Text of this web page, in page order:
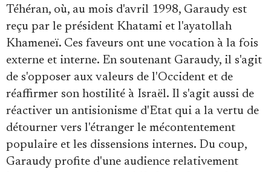
Téhéran, où, au mois d'avril 1998, Garaudy est
reçu par le président Khatami et l'ayatollah
Khameneï. Ces faveurs ont une vocation à la fois
externe et interne. En soutenant Garaudy, il s'agit
de s'opposer aux valeurs de l'Occident et de
réaffirmer son hostilité à Israël. Il s'agit aussi de
réactiver un antisionisme d'Etat qui a la vertu de
détourner vers l'étranger le mécontentement
populaire et les dissensions internes. Du coup,
Garaudy profite d'une audience relativement